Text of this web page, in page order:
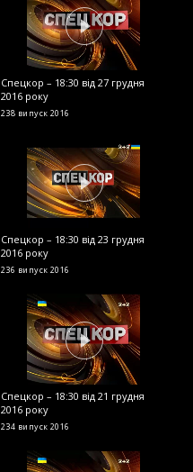
Спецкор – 18:30 від 27 грудня
2016 року
238 випуск 2016
Спецкор – 18:30 від 23 грудня
2016 року
236 випуск 2016
Спецкор – 18:30 від 21 грудня
2016 року
234 випуск 2016